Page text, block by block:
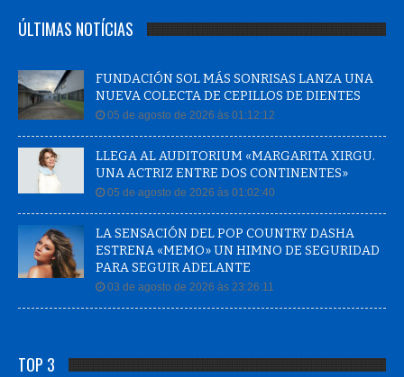
ÚLTIMAS NOTÍCIAS
FUNDACIÓN SOL MÁS SONRISAS LANZA UNA
NUEVA COLECTA DE CEPILLOS DE DIENTES
05 de agosto de 2026 às 01:12:12
LLEGA AL AUDITORIUM «MARGARITA XIRGU.
UNA ACTRIZ ENTRE DOS CONTINENTES»
05 de agosto de 2026 às 01:02:40
LA SENSACIÓN DEL POP COUNTRY DASHA
ESTRENA «MEMO» UN HIMNO DE SEGURIDAD
PARA SEGUIR ADELANTE
03 de agosto de 2026 às 23:26:11
TOP 3